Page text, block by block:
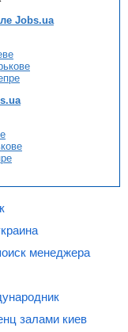
Jobs.ua
менеджера
залами киев